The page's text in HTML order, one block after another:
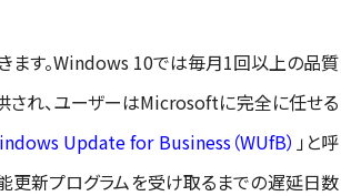
す。Windows 10では毎月1回以上の品質
され、ユーザーはMicrosoftに完全に任せる
Update for Business（WUfB） 」と呼
更新プログラムを受け取るまでの遅延日数